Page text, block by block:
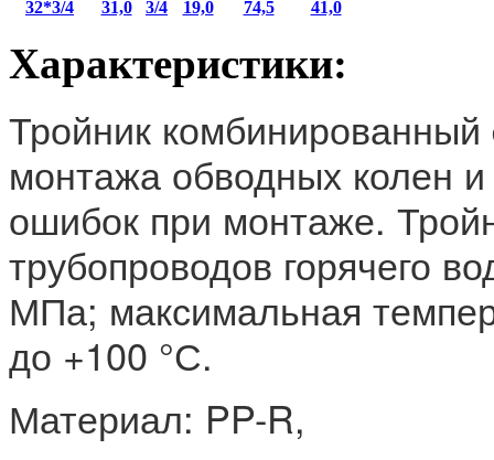
32*3/4
31,0 3/4 19,0 74,5 41,0
Характеристики:
Тройник
монтажа обводных колен
ошибок при монтаже.
трубопроводов горячего
МПа; максимальная
до +100 °С.
Материал: PP-R,